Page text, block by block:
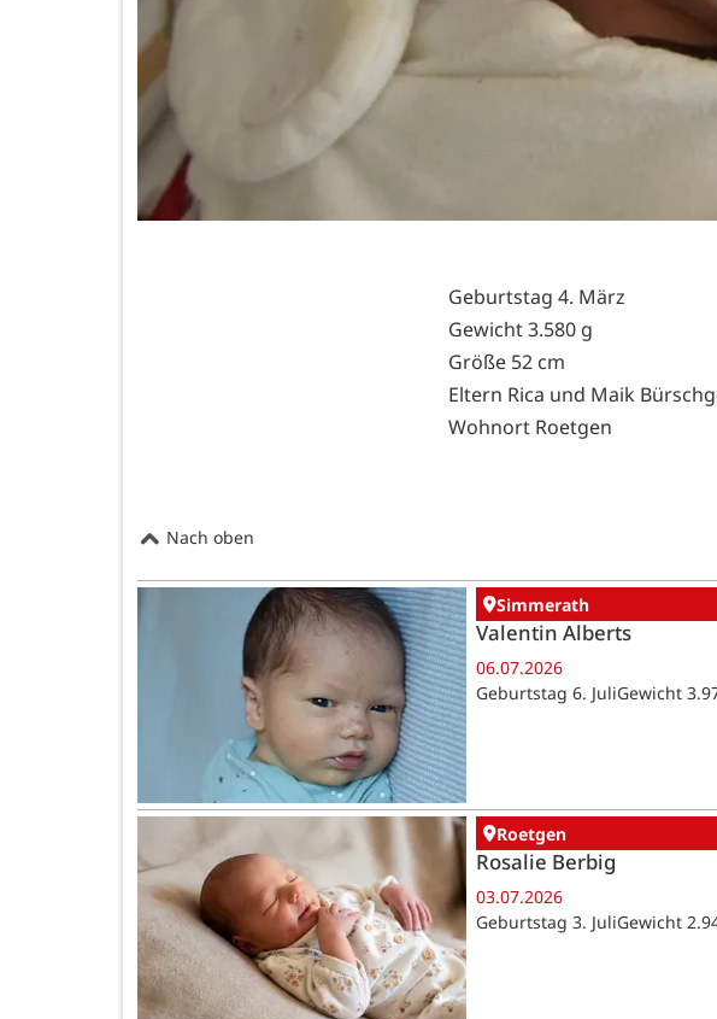
Geburtstag 4. März
Gewicht 3.580 g
Größe 52 cm
Eltern Rica und Maik
Wohnort Roetgen
Nach oben
Simmerath
Valentin Alberts
06.07.2026
Geburtstag 6. JuliGewicht
Roetgen
Rosalie Berbig
03.07.2026
Geburtstag 3. JuliGewicht